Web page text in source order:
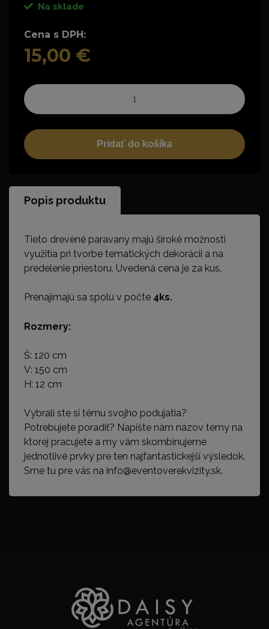
Na sklade
Cena s DPH:
15,00 €
Pridať do košíka
Popis produktu
Tieto drevené paravany majú široké možnosti
využitia pri tvorbe tematických dekorácii a na
predelenie priestoru. Uvedená cena je za kus.
Prenajímajú sa spolu v počte 4ks.
Rozmery:
Š: 120 cm
V: 150 cm
H: 12 cm
Vybrali ste si tému svojho podujatia?
Potrebujete poradiť? Napíšte nám názov témy na
ktorej pracujete a my vám skombinujeme
jednotlivé prvky pre ten najfantastickejší výsledok.
Sme tu pre vás na info@eventoverekvizity.sk.